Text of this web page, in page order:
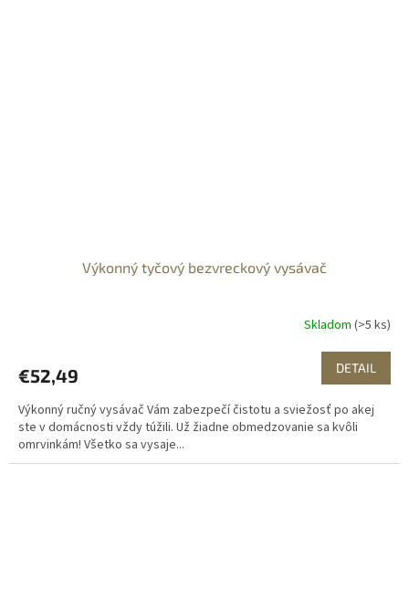
Výkonný tyčový bezvreckový vysávač
Skladom (>5 ks)
€52,49 DETAIL
Výkonný ručný vysávač Vám zabezpečí čistotu a sviežosť po akej
ste v domácnosti vždy túžili. Už žiadne obmedzovanie sa kvôli
omrvinkám! Všetko sa vysaje...